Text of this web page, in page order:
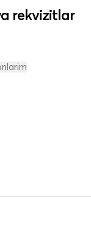
rekvizitlar